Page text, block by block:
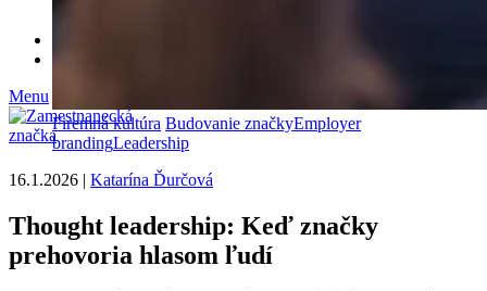
Kontakt
Menu
Firemná kultúra Budovanie značkyEmployer
brandingLeadership
16.1.2026 | Katarína Ďurčová
Thought leadership: Keď značky
prehovoria hlasom ľudí